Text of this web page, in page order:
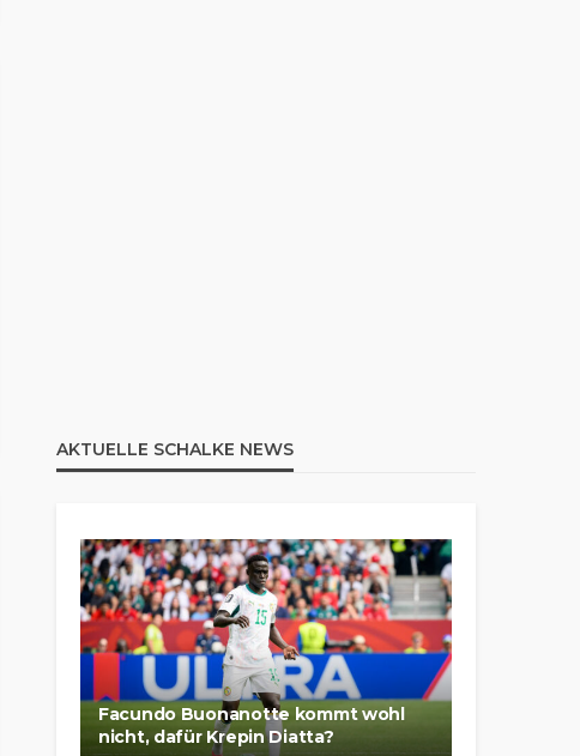
AKTUELLE SCHALKE NEWS
Facundo Buonanotte kommt wohl
nicht, dafür Krepin Diatta?